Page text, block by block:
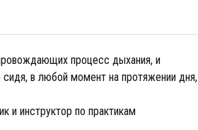
процесс дыхания, и
в любой момент на протяжении дня,
и инструктор по практикам